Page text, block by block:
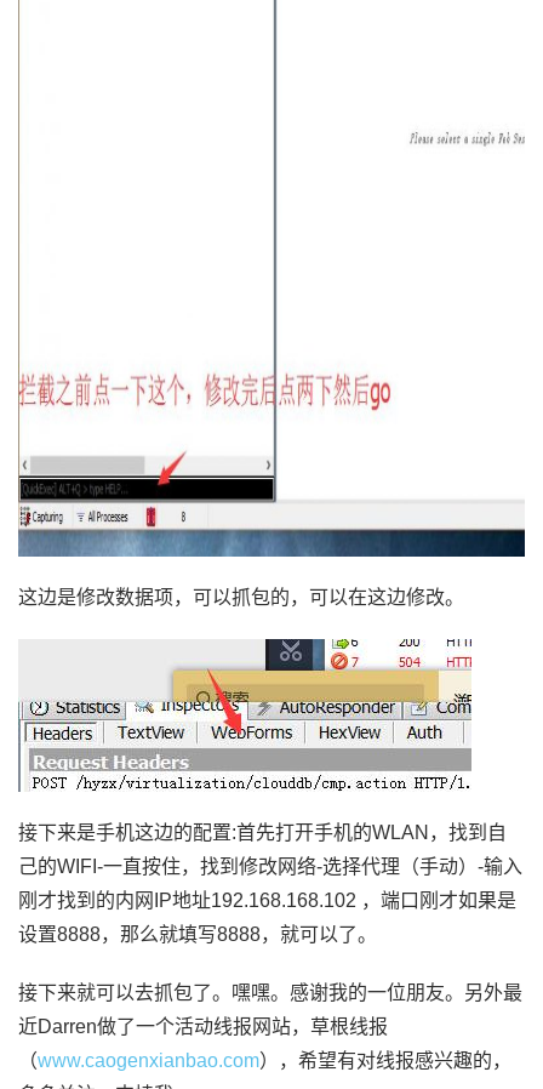
这边是修改数据项，可以抓包的，可以在这边修改。
接下来是手机这边的配置:首先打开手机的WLAN，找到自
己的WIFI-一直按住，找到修改网络-选择代理（手动）-输入
刚才找到的内网IP地址192.168.168.102 ，端口刚才如果是
设置8888，那么就填写8888，就可以了。
接下来就可以去抓包了。嘿嘿。感谢我的一位朋友。另外最
近Darren做了一个活动线报网站，草根线报
（www.caogenxianbao.com），希望有对线报感兴趣的，